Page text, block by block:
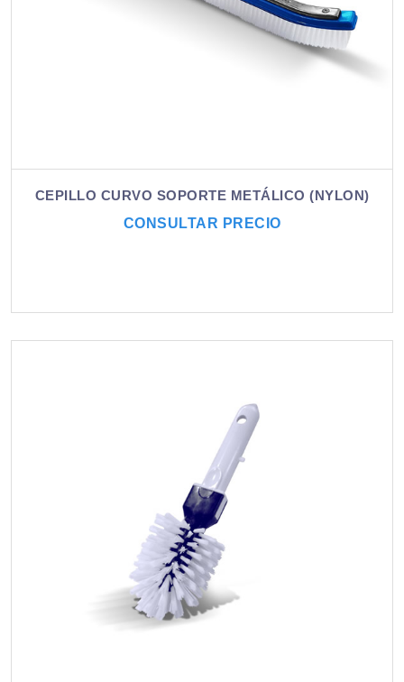
CEPILLO CURVO SOPORTE METÁLICO (NYLON)
CONSULTAR PRECIO